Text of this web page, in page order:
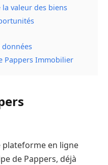
la valeur des biens
données
Pappers Immobilier
plateforme en ligne
de Pappers, déjà